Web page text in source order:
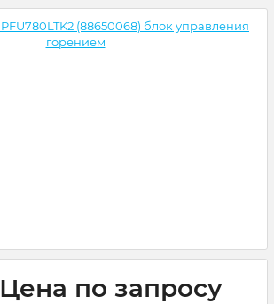
Цена по запросу